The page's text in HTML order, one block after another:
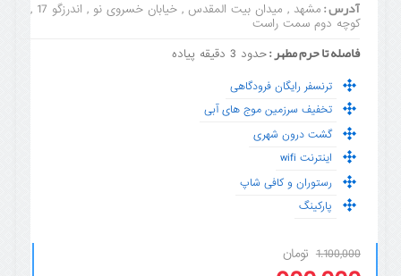
آدرس :
مشهد , میدان بیت المقدس , خیابان خسروی نو , اندرزگو 17 ,
کوچه دوم سمت راست
فاصله تا حرم مطهر :حدود 3 دقیقه پیاده
ترنسفر رایگان فرودگاهی
تخفیف سرزمین موج های آبی
گشت درون شهری
اینترنت wifi
رستوران و کافی شاپ
پارکینگ
1.100,000 تومان